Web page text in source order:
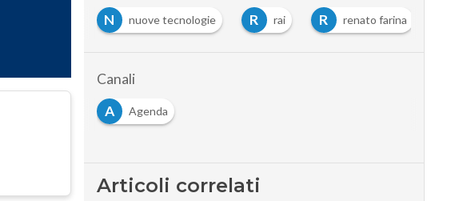
N nuove tecnologie R rai R renato farina
Canali
A
Agenda
Articoli correlati